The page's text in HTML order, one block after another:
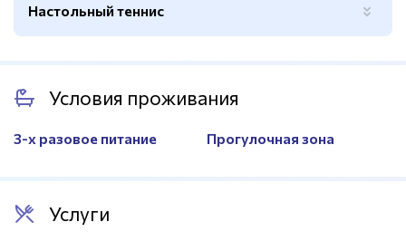
Вместимость 35-60 человек
Настольный теннис
Условия проживания
3-х разовое питание Прогулочная зона
Услуги